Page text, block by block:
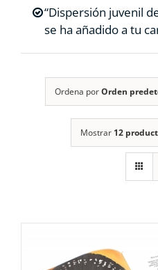
“Dispersión juvenil
se ha añadido a tu
Ordena porOrden
Mostrar 12